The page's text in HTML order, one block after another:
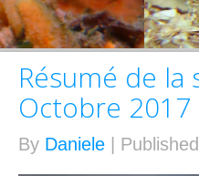
Résumé de
Octobre 2017
By Daniele Published